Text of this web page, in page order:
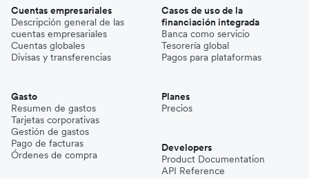
Cuentas empresariales
Descripción general de las
cuentas empresariales
Cuentas globales
Divisas y transferencias
Gasto
Resumen de gastos
Tarjetas corporativas
Gestión de gastos
Pago de facturas
Órdenes de compra
Casos de uso de la
financiación integrada
Banca como servicio
Tesorería global
Pagos para plataformas
Planes
Precios
Developers
Product Documentation
API Reference